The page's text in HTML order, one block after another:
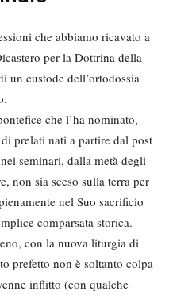
che abbiamo ricavato a
per la Dottrina della
un custode dell’ortodossia
che l’ha nominato,
prelati nati a partire dal post
seminari, dalla metà degli
non sia sceso sulla terra per
nel Suo sacrificio
comparsata storica.
con la nuova liturgia di
prefetto non è soltanto colpa
inflitto (con qualche